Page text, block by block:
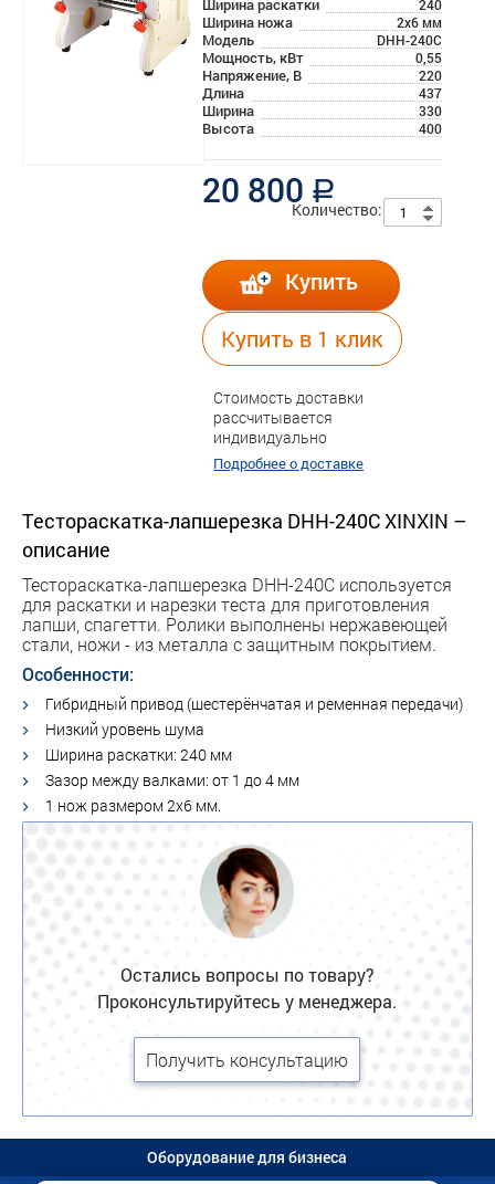
Ширина раскатки 240
Ширина ножа 2x6 мм
Модель DHH-240С
Мощность, кВт 0,55
Напряжение, В 220
Длина 437
Ширина 330
Высота 400
20 800 a
Количество:
Купить
Купить в 1 клик
Стоимость доставки
рассчитывается
индивидуально
Подробнее о доставке
Тестораскатка-лапшерезка DHH-240С XINXIN –
описание
Тестораскатка-лапшерезка DHH-240С используется
для раскатки и нарезки теста для приготовления
лапши, спагетти. Ролики выполнены нержавеющей
стали, ножи - из металла с защитным покрытием.
Особенности:
Гибридный привод (шестерёнчатая и ременная передачи)
Низкий уровень шума
Ширина раскатки: 240 мм
Зазор между валками: от 1 до 4 мм
1 нож размером 2x6 мм.
Остались вопросы по товару?
Проконсультируйтесь у менеджера.
Получить консультацию
Оборудование для бизнеса